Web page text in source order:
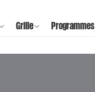
Grille Programmes